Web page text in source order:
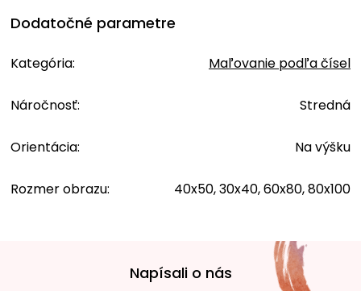
Dodatočné parametre
Kategória: Maľovanie podľa čísel
Náročnosť: Stredná
Orientácia: Na výšku
Rozmer obrazu: 40x50, 30x40, 60x80, 80x100
Napísali o nás